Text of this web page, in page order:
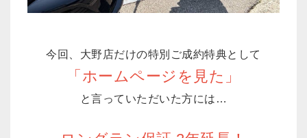
今回、大野店だけの特別ご成約特典として
「ホームページを見た」
と言っていただいた方には…